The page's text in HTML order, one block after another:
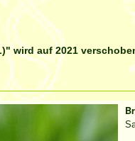
wird auf 2021